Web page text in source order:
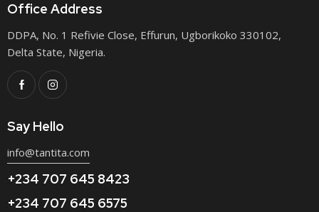
Office Address
DDPA, No. 1 Refivie Close, Effurun, Ugborikoko 330102,
Delta State, Nigeria.
Say Hello
info@tantita.com
+234 707 645 8423
+234 707 645 6575